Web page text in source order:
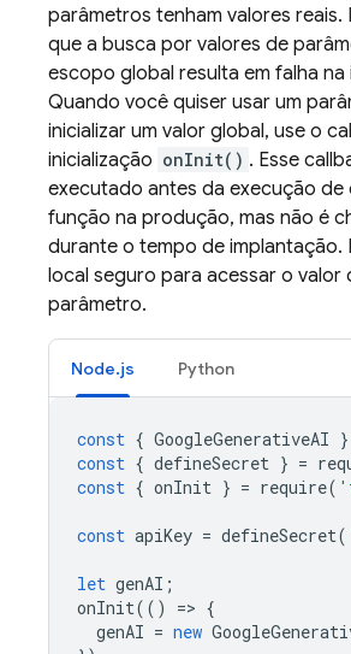
parâmetros tenham valores reais.
que a busca por valores de
escopo global resulta em falha na
Quando você quiser usar um
inicializar um valor global, use o
inicialização onInit() . Esse
executado antes da execução de
função na produção, mas não é
durante o tempo de implantação.
local seguro para acessar o valor
parâmetro.
Node.js Python
const { GoogleGenerativeAI }
const { defineSecret } =
const { onInit } = require(
const apiKey = defineSecret(
let genAI ;
onInit(() => {
genAI = new